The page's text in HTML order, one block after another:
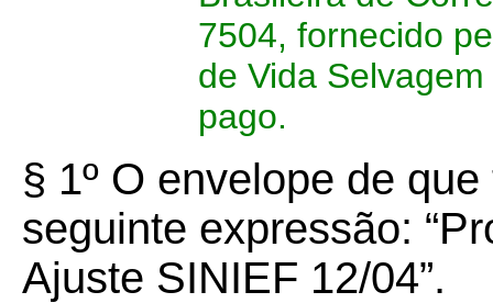
7504, fornecido
de Vida
pago.
§ 1º O envelope de
seguinte expressão:
Ajuste SINIEF 12/04”.